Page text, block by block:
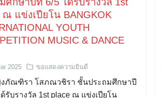
ณ แข่งเปียโน BANGKOK
YOUTH
MUSIC & DANCE
2025 ขอแสดงความยินดี
ภัณฑิรา โสภณวชิรา ชั้นประถมศึกษาปี
รับรางวัล 1st place ณ แข่งเปียโน